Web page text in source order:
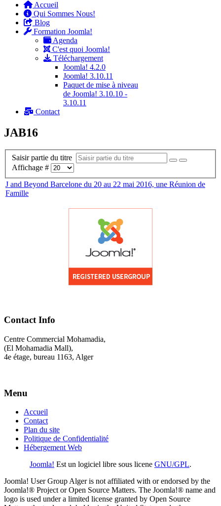
Accueil
Qui Sommes Nous!
Blog
Formation Joomla!
Agenda
C'est quoi Joomla!
Téléchargement
Joomla! 4.2.0
Joomla! 3.10.11
Paquet de mise à niveau
de Joomla! 3.10.10 -
3.10.11
Contact
JAB16
Saisir partie du titre
Affichage #
J and Beyond Barcelone du 20 au 22 mai 2016, une Réunion de
Famille
Contact Info
Centre Commercial Mohamadia,
(El Mohamadia Mall),
4e étage, bureau 1163, Alger
Menu
Accueil
Contact
Plan du site
Politique de Confidentialité
Hébergement Web
Joomla! Est un logiciel libre sous licene GNU/GPL.
Joomla! User Group Alger is not affiliated with or endorsed by the
Joomla!® Project or Open Source Matters. The Joomla!® name and
logo is used under a limited license granted by Open Source